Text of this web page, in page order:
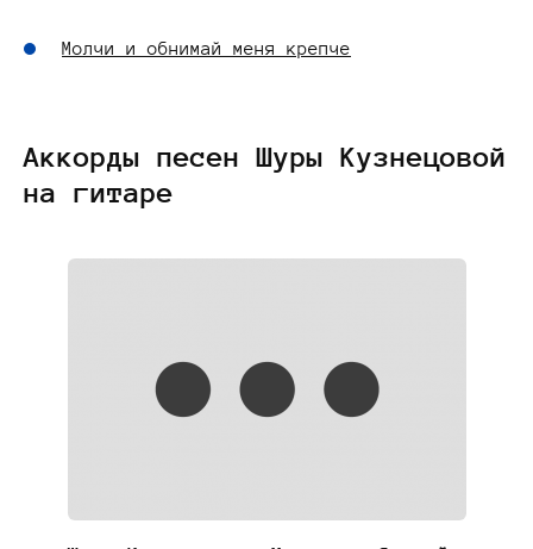
Молчи и обнимай меня крепче
Аккорды песен Шуры Кузнецовой
на гитаре